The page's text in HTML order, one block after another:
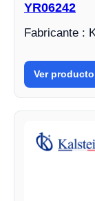
YR06242
Fabricante :
Ver producto